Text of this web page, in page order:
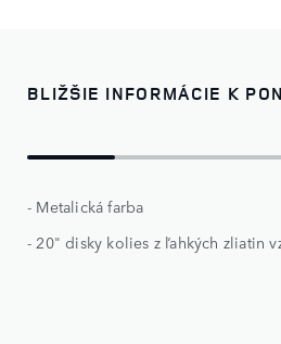
BLIŽŠIE INFORMÁCIE K
- Metalická farba
- 20" disky kolies z ľahkých zliatin